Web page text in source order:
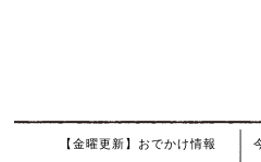
【金曜更新】おでかけ情報